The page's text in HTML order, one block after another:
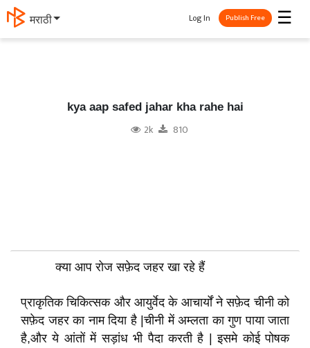
मराठी ☰
Log In Publish Free
kya aap safed jahar kha rahe hai
2k 810
क्या आप रोज सफ़ेद जहर खा रहे हैं
प्राकृतिक चिकित्सक और आयुर्वेद के आचार्यों ने सफ़ेद चीनी को
सफ़ेद जहर का नाम दिया है |चीनी में अम्लता का गुण पाया जाता
है,और ये आंतों में सड़ांध भी पैदा करती है | इसमे कोई पोषक